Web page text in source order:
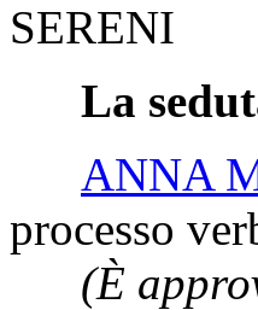
SERENI
La
ANNA
processo
(È